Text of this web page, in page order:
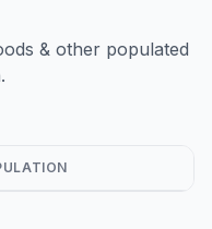
& other populated